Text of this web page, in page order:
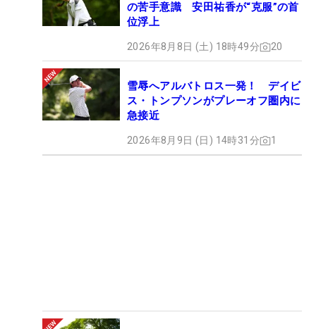
の苦手意識 安田祐香が“克服”の首
位浮上
2026年8月8日 (土) 18時49分 20
雪辱へアルバトロス一発！ デイビ
ス・トンプソンがプレーオフ圏内に
急接近
2026年8月9日 (日) 14時31分 1